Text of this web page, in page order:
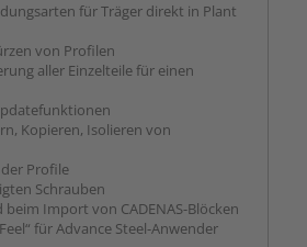
für Träger direkt in Plant
von Profilen
aller Einzelteile für einen
Kopieren, Isolieren von
Profile
Schrauben
Import von CADENAS-Blöcken
für Advance Steel-Anwender